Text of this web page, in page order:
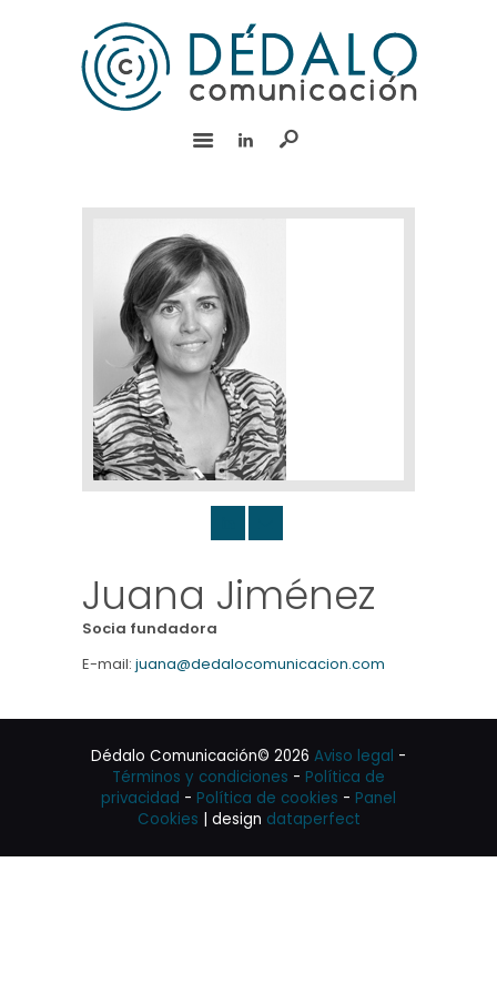
INICIO
SERVICIOS
CONTACTO
English
Juana Jiménez
Socia fundadora
E-mail: juana@dedalocomunicacion.com
Dédalo Comunicación© 2026 Aviso legal -
Términos y condiciones - Política de
privacidad - Política de cookies - Panel
Cookies | design dataperfect